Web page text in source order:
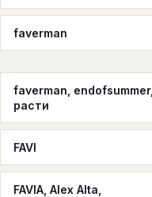
faverman
faverman, endofsummer,
расти
FAVI
FAVIA, Alex Alta,